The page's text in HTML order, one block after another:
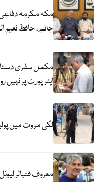
مکہ مکرمہ
جائے، حافظ نعیم
مکمل سفری
ایئرپورٹ پر نہیں
لکی مروت میں
معروف فٹبالر